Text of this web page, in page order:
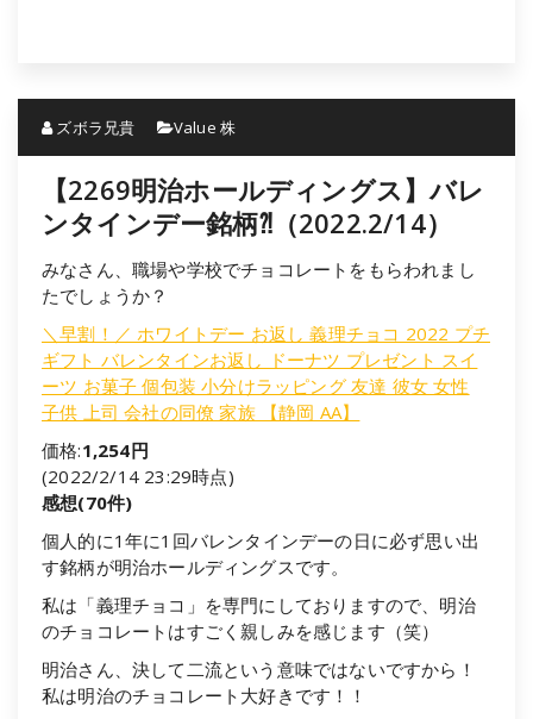
ズボラ兄貴 Value 株
【2269明治ホールディングス】バレ
ンタインデー銘柄⁈（2022.2/14）
みなさん、職場や学校でチョコレートをもらわれまし
たでしょうか？
＼早割！／ ホワイトデー お返し 義理チョコ 2022 プチ
ギフト バレンタインお返し ドーナツ プレゼント スイ
ーツ お菓子 個包装 小分けラッピング 友達 彼女 女性
子供 上司 会社の同僚 家族 【静岡 AA】
価格:1,254円
(2022/2/14 23:29時点)
感想(70件)
個人的に1年に1回バレンタインデーの日に必ず思い出
す銘柄が明治ホールディングスです。
私は「義理チョコ」を専門にしておりますので、明治
のチョコレートはすごく親しみを感じます（笑）
明治さん、決して二流という意味ではないですから！
私は明治のチョコレート大好きです！！